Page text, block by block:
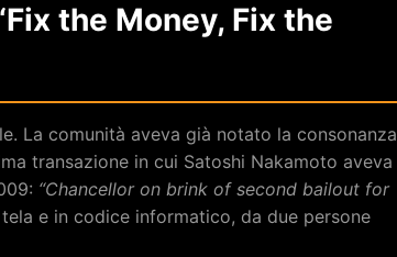
the Money, Fix the
La comunità aveva già notato la consonanza
transazione in cui Satoshi Nakamoto aveva
“Chancellor on brink of second bailout for
e in codice informatico, da due persone